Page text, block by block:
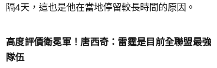
隔4天，這也是他在當地停留較長時間的原因。
高度評價衛冕軍！唐西奇：雷霆是目前全聯盟最強
隊伍